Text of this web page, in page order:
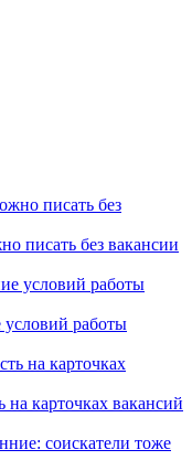
писать без вакансии
условий работы
карточках вакансий